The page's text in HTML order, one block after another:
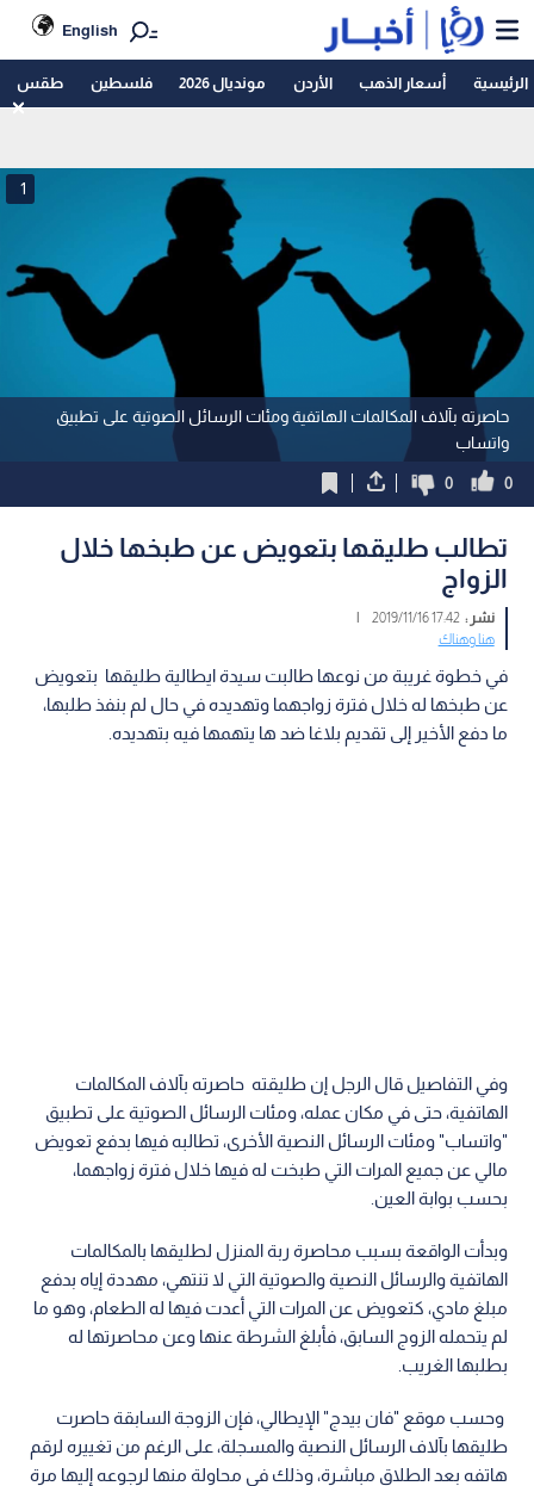
English
الرئيسية أسعار الذهب الأردن مونديال 2026 فلسطين طقس
حاصرته بآلاف المكالمات الهاتفية ومئات الرسائل الصوتية على تطبيق
واتساب
1
0
0
تطالب طليقها بتعويض عن طبخها خلال
الزواج
نشر :17:42 2019/11/16
|
هنا وهناك
في خطوة غريبة من نوعها طالبت سيدة ايطالية طليقها بتعويض
عن طبخها له خلال فترة زواجهما وتهديده في حال لم بنفذ طلبها،
ما دفع الأخير إلى تقديم بلاغا ضد ها يتهمها فيه بتهديده.
وفي التفاصيل قال الرجل إن طليقته حاصرته بآلاف المكالمات
الهاتفية، حتى في مكان عمله، ومئات الرسائل الصوتية على تطبيق
"واتساب" ومئات الرسائل النصية الأخرى، تطالبه فيها بدفع تعويض
مالي عن جميع المرات التي طبخت له فيها خلال فترة زواجهما،
بحسب بوابة العين.
وبدأت الواقعة بسبب محاصرة ربة المنزل لطليقها بالمكالمات
الهاتفية والرسائل النصية والصوتية التي لا تنتهي، مهددة إياه بدفع
مبلغ مادي، كتعويض عن المرات التي أعدت فيها له الطعام، وهو ما
لم يتحمله الزوج السابق، فأبلغ الشرطة عنها وعن محاصرتها له
بطلبها الغريب.
وحسب موقع "فان بيدج" الإيطالي، فإن الزوجة السابقة حاصرت
طليقها بآلاف الرسائل النصية والمسجلة، على الرغم من تغييره لرقم
هاتفه بعد الطلاق مباشرة، وذلك في محاولة منها لرجوعه إليها مرة